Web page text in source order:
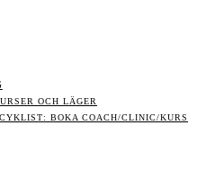
OCH LÄGER
BOKA COACH/CLINIC/KURS